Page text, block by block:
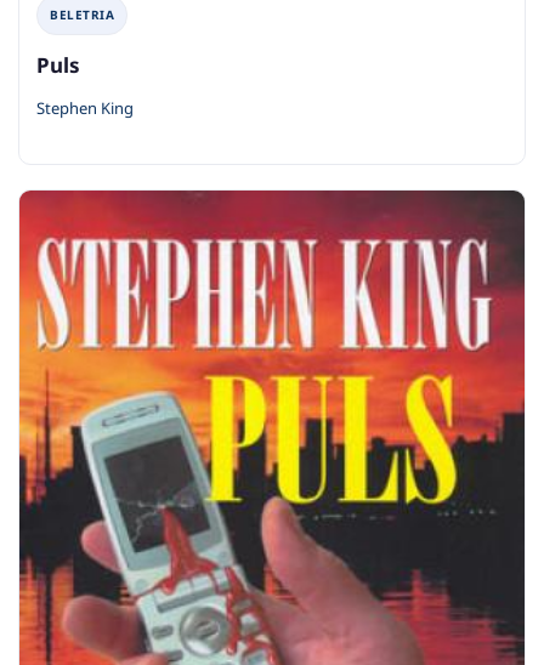
BELETRIA
Puls
Stephen King